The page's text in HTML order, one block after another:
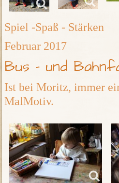
Spiel -Spaß - Stärken
Februar 2017
Bus - und
Ist bei Moritz, immer
MalMotiv.